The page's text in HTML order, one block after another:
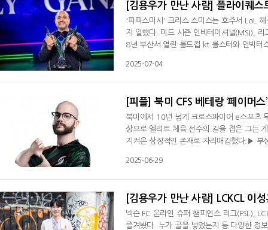
[김용우가 만난 사람] 플라이퀘
'파파스미시' 크리스 스미스는 호주서 LoL
지 일했다. 미드 시즌 인비테이셔널(MSI),
8년 부산서 열린 롤드컵 kt 롤스터와 인빅터
임하고 있다. '파파스미시'가 합류한 이후 플
2025-07-04
[피플] 북미 CFS 베테랑 ‘페이머
북미에서 10년 넘게 크로스파이어 e스포츠
상으로 엘리트 체육 선수의 길을 접은 그는
지켜온 상징적인 존재로 자리매김했다.▶ 부
야 했고, 그 공백을 채운 것이 FPS 게임이었
2025-06-29
[김용우가 만난 사람] LCKCL 이
넥슨 FC 온라인 슈퍼 챔피언스 리그(FSL),
즐겨봤다. 누가 골을 넣었는지 등 다양한 정